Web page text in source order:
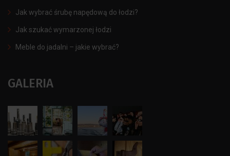
Jak wybrać śrubę napędową do łodzi?
Jak szukać wymarzonej łodzi
Meble do jadalni – jakie wybrać?
GALERIA